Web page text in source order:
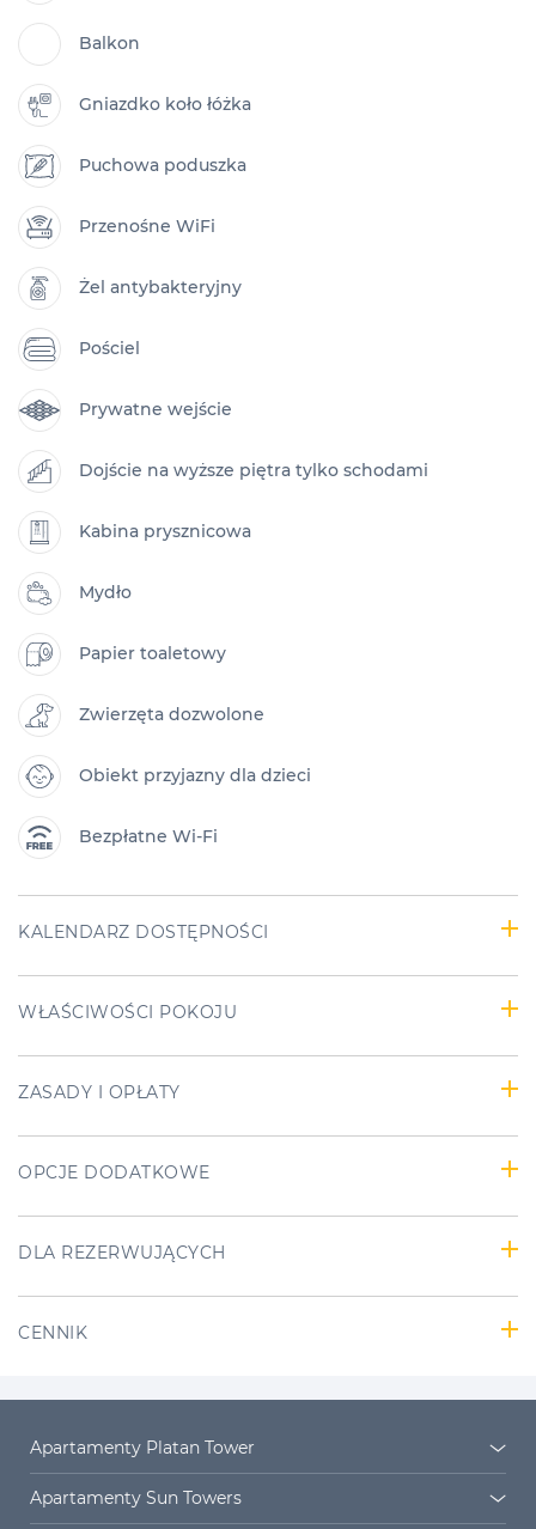
Balkon
Gniazdko koło łóżka
Puchowa poduszka
Przenośne WiFi
Żel antybakteryjny
Pościel
Prywatne wejście
Dojście na wyższe piętra tylko schodami
Kabina prysznicowa
Mydło
Papier toaletowy
Zwierzęta dozwolone
Obiekt przyjazny dla dzieci
Bezpłatne Wi-Fi
KALENDARZ DOSTĘPNOŚCI
WŁAŚCIWOŚCI POKOJU
ZASADY I OPŁATY
OPCJE DODATKOWE
DLA REZERWUJĄCYCH
CENNIK
Apartamenty Platan Tower
Platan Tower
Apartamenty Sun Towers